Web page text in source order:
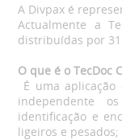
A Divpax é
Actualmente a
distribuídas por
O que é o TecDoc
É uma
independente
identificação e
ligeiros e pesados;